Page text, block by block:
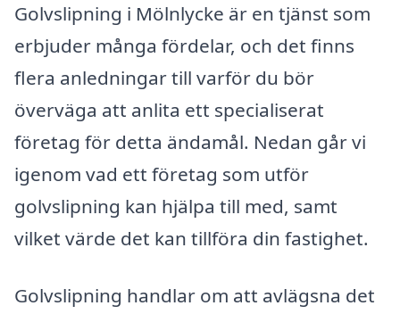
Golvslipning i Mölnlycke är en tjänst som
erbjuder många fördelar, och det finns
flera anledningar till varför du bör
överväga att anlita ett specialiserat
företag för detta ändamål. Nedan går vi
igenom vad ett företag som utför
golvslipning kan hjälpa till med, samt
vilket värde det kan tillföra din fastighet.
Golvslipning handlar om att avlägsna det